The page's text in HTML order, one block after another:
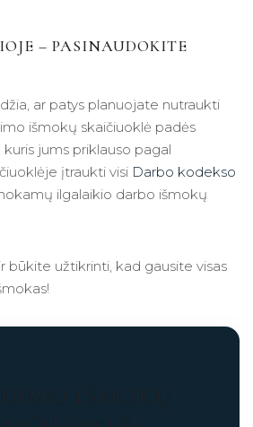
– PASINAUDOKITE
ar patys planuojate nutraukti
išmokų skaičiuoklė padės
jums priklauso pagal
įtraukti visi Darbo kodekso
ilgalaikio darbo išmokų
būkite užtikrinti, kad gausite visas